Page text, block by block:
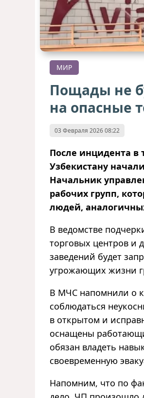
МИР
Пощады не
на опасные
03 Февраля 2026 08:22
После инцидента в
Узбекистану
Начальник
рабочих групп,
людей,
В ведомстве
торговых центров и
заведений будет
угрожающих жизни
В МЧС напомнили о
соблюдаться
в открытом и
оснащены
обязан владеть
своевременную
Напомним, что по